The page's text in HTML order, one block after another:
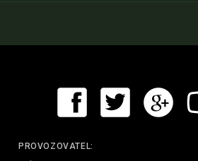
PROVOZOVATEL: